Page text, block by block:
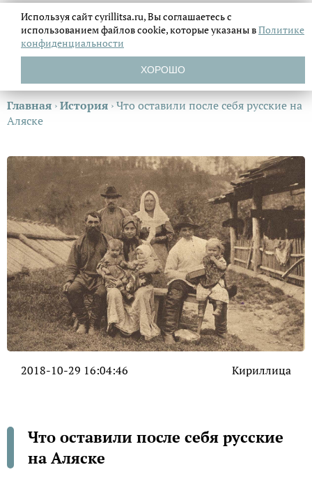
Главная ›История ›Что оставили после себя русские на
Аляске
2018-10-29 16:04:46 Кириллица
Что оставили после себя русские
на Аляске
Используя сайт cyrillitsa.ru, Вы соглашаетесь с
использованием файловcookie, которые указаны вПолитике
конфиденциальности
ХОРОШО